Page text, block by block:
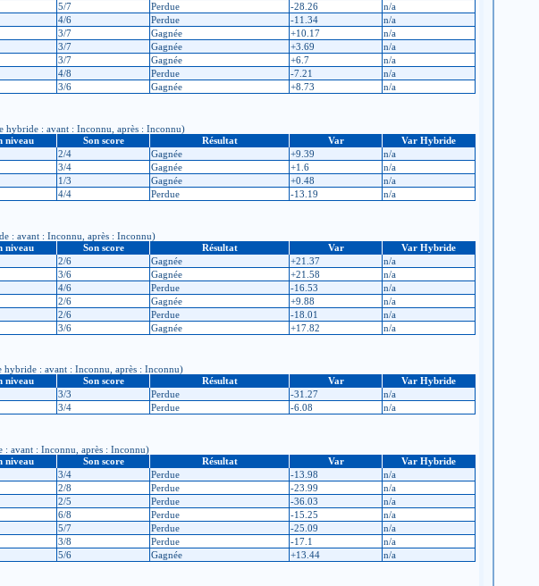
5/7 Perdue -28.26
n/a
4/6 Perdue -11.34
n/a
3/7 Gagnée +10.17
n/a
3/7 Gagnée +3.69
n/a
3/7 Gagnée +6.7
n/a
4/8 Perdue -7.21
n/a
3/6 Gagnée +8.73 n/a
: avant : Inconnu, après : Inconnu)
niveau Son score Résultat Var
Var Hybride
2/4 Gagnée +9.39
n/a
3/4 Gagnée +1.6
n/a
1/3 Gagnée +0.48
n/a
4/4 Perdue -13.19 n/a
: avant : Inconnu, après : Inconnu)
niveau Son score Résultat Var
Var Hybride
2/6 Gagnée +21.37
n/a
3/6 Gagnée +21.58
n/a
4/6 Perdue -16.53
n/a
2/6 Gagnée +9.88
n/a
2/6 Perdue -18.01
n/a
3/6 Gagnée +17.82 n/a
: avant : Inconnu, après : Inconnu)
niveau Son score Résultat Var
Var Hybride
3/3 Perdue -31.27
n/a
3/4 Perdue -6.08 n/a
avant : Inconnu, après : Inconnu)
niveau Son score Résultat Var
Var Hybride
3/4 Perdue -13.98
n/a
2/8 Perdue -23.99
n/a
2/5 Perdue -36.03
n/a
6/8 Perdue -15.25
n/a
5/7 Perdue -25.09
n/a
3/8 Perdue -17.1
n/a
5/6 Gagnée +13.44 n/a